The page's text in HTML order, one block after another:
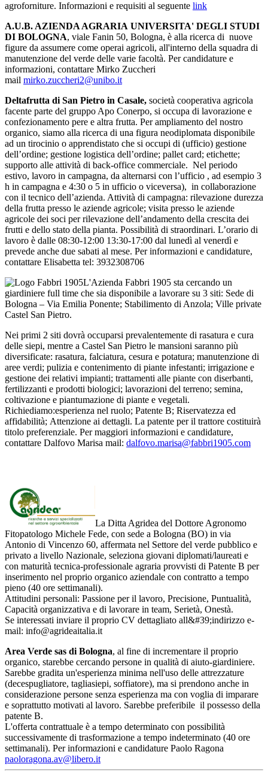
agroforniture. Informazioni e requisiti al seguente link
A.U.B. AZIENDA AGRARIA UNIVERSITA' DEGLI STUDI
DI BOLOGNA, viale Fanin 50, Bologna, è alla ricerca di nuove
figure da assumere come operai agricoli, all'interno della squadra di
manutenzione del verde delle varie facoltà. Per candidature e
informazioni, contattare Mirko Zuccheri
mail mirko.zuccheri2@unibo.it
Deltafrutta di San Pietro in Casale, società cooperativa agricola
facente parte del gruppo Apo Conerpo, si occupa di lavorazione e
confezionamento pere e altra frutta. Per ampliamento del nostro
organico, siamo alla ricerca di una figura neodiplomata disponibile
ad un tirocinio o apprendistato che si occupi di (ufficio) gestione
dell’ordine; gestione logistica dell’ordine; pallet card; etichette;
supporto alle attività di back-office commerciale. Nel periodo
estivo, lavoro in campagna, da alternarsi con l’ufficio , ad esempio 3
h in campagna e 4:30 o 5 in ufficio o viceversa), in collaborazione
con il tecnico dell’azienda. Attività di campagna: rilevazione durezza
della frutta presso le aziende agricole; visita presso le aziende
agricole dei soci per rilevazione dell’andamento della crescita dei
frutti e dello stato della pianta. Possibilità di straordinari. L’orario di
lavoro è dalle 08:30-12:00 13:30-17:00 dal lunedì al venerdì e
prevede anche due sabati al mese. Per informazioni e candidature,
contattare Elisabetta tel: 3932308706
L'Azienda Fabbri 1905 sta cercando un
giardiniere full time che sia disponibile a lavorare su 3 siti: Sede di
Bologna – Via Emilia Ponente; Stabilimento di Anzola; Ville private
Castel San Pietro.
Nei primi 2 siti dovrà occuparsi prevalentemente di rasatura e cura
delle siepi, mentre a Castel San Pietro le mansioni saranno più
diversificate: rasatura, falciatura, cesura e potatura; manutenzione di
aree verdi; pulizia e contenimento di piante infestanti; irrigazione e
gestione dei relativi impianti; trattamenti alle piante con diserbanti,
fertilizzanti e prodotti biologici; lavorazioni del terreno; semina,
coltivazione e piantumazione di piante e vegetali.
Richiediamo:esperienza nel ruolo; Patente B; Riservatezza ed
affidabilità; Attenzione ai dettagli. La patente per il trattore costituirà
titolo preferenziale. Per maggiori informazioni e candidature,
contattare Dalfovo Marisa mail: dalfovo.marisa@fabbri1905.com
La Ditta Agridea del Dottore Agronomo
Fitopatologo Michele Fede, con sede a Bologna (BO) in via
Antonio di Vincenzo 60, affermata nel Settore del verde pubblico e
privato a livello Nazionale, seleziona giovani diplomati/laureati e
con maturità tecnica-professionale agraria provvisti di Patente B per
inserimento nel proprio organico aziendale con contratto a tempo
pieno (40 ore settimanali).
Attitudini personali: Passione per il lavoro, Precisione, Puntualità,
Capacità organizzativa e di lavorare in team, Serietà, Onestà.
Se interessati inviare il proprio CV dettagliato all&#39;indirizzo e-
mail: info@agrideaitalia.it
Area Verde sas di Bologna, al fine di incrementare il proprio
organico, starebbe cercando persone in qualità di aiuto-giardiniere.
Sarebbe gradita un'esperienza minima nell'uso delle attrezzature
(decespugliatore, tagliasiepi, soffiatore), ma si prendono anche in
considerazione persone senza esperienza ma con voglia di imparare
e soprattutto motivati al lavoro. Sarebbe preferibile il possesso della
patente B.
L'offerta contrattuale è a tempo determinato con possibilità
successivamente di trasformazione a tempo indeterminato (40 ore
settimanali). Per informazioni e candidature Paolo Ragona
paoloragona.av@libero.it